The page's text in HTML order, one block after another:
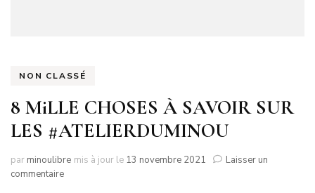
NON CLASSÉ
8 MiLLE CHOSES À SAVOIR SUR
LES #ATELIERDUMINOU
par minoulibre mis à jour le 13 novembre 2021
Laisser un
commentairesur